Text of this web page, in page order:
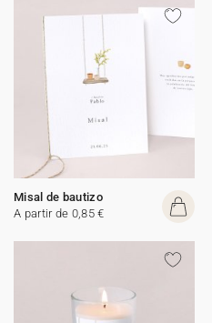
Misal de bautizo
A partir de 0,85 €